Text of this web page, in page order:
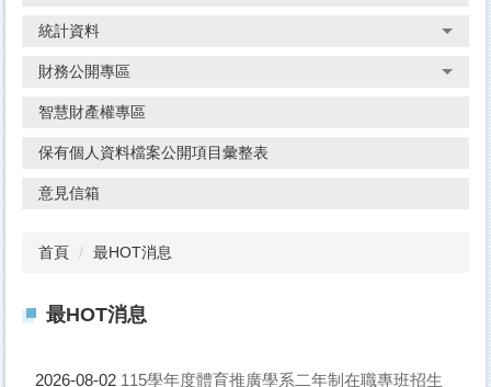
統計資料
財務公開專區
智慧財產權專區
保有個人資料檔案公開項目彙整表
意見信箱
首頁 最HOT消息
最HOT消息
2026-08-02 115學年度體育推廣學系二年制在職專班招生